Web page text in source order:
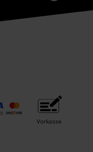
Vorkasse